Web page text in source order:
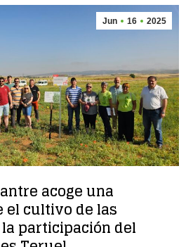
Jun 16 2025
acoge una
el cultivo de las
participación del